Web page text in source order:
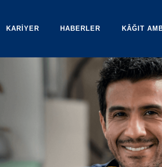
KARİYER HABERLER KÂĞIT